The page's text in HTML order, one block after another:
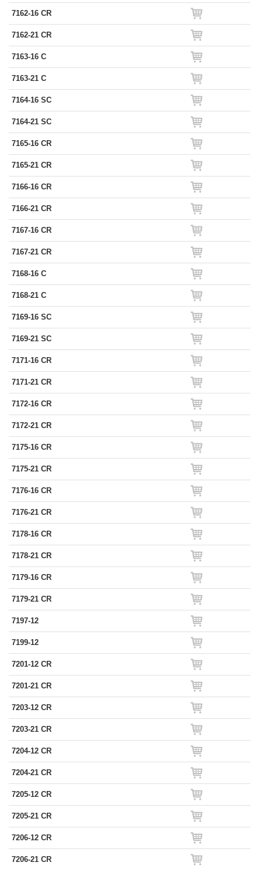
7162-16 CR
7162-21 CR
7163-16 C
7163-21 C
7164-16 SC
7164-21 SC
7165-16 CR
7165-21 CR
7166-16 CR
7166-21 CR
7167-16 CR
7167-21 CR
7168-16 C
7168-21 C
7169-16 SC
7169-21 SC
7171-16 CR
7171-21 CR
7172-16 CR
7172-21 CR
7175-16 CR
7175-21 CR
7176-16 CR
7176-21 CR
7178-16 CR
7178-21 CR
7179-16 CR
7179-21 CR
7197-12
7199-12
7201-12 CR
7201-21 CR
7203-12 CR
7203-21 CR
7204-12 CR
7204-21 CR
7205-12 CR
7205-21 CR
7206-12 CR
7206-21 CR